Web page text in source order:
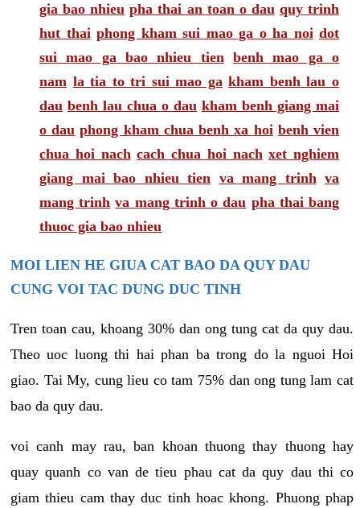
gia bao nhieu pha thai an toan o dau quy trinh
hut thai phong kham sui mao ga o ha noi dot
sui mao ga bao nhieu tien benh mao ga o
nam la tia to tri sui mao ga kham benh lau o
dau benh lau chua o dau kham benh giang mai
o dau phong kham chua benh xa hoi benh vien
chua hoi nach cach chua hoi nach xet nghiem
giang mai bao nhieu tien va mang trinh va
mang trinh va mang trinh o dau pha thai bang
thuoc gia bao nhieu
MOI LIEN HE GIUA CAT BAO DA QUY DAU
CUNG VOI TAC DUNG DUC TINH
Tren toan cau, khoang 30% dan ong tung cat da quy dau.
Theo uoc luong thi hai phan ba trong do la nguoi Hoi
giao. Tai My, cung lieu co tam 75% dan ong tung lam cat
bao da quy dau.
voi canh may rau, ban khoan thuong thay thuong hay
quay quanh co van de tieu phau cat da quy dau thi co
giam thieu cam thay duc tinh hoac khong. Phuong phap